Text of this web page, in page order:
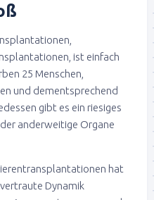
ist einfach
25 Menschen,
und dementsprechend
gibt es ein riesiges
anderweitige Organe
hat
Dynamik